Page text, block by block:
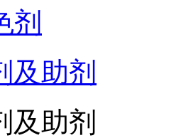
剂
及助剂
及助剂